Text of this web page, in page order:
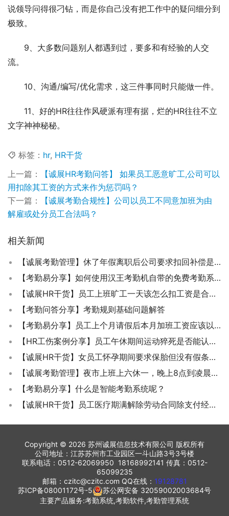
说领导问得很刁钻，而是你自己没有把工作中的疑问细分到
极致。
9、大多数问题别人都遇到过，要多和有经验的人交
流。
10、沟通/编写/优化需求，这三件事同时只能做一件。
11、好的HR往往作风硬派有理有据，烂的HR往往不立
文字神神秘秘。
标签： hr, HR干货
上一篇：
【诚展HR考勤问答】 如果员工恶意旷工,公司可以
用扣除其工资的方式来作为惩罚吗？
下一篇：
【诚展考勤合规性】公司以员工不同意加班为由
解雇或处分员工合法吗？
相关新闻
【诚展考勤管理】休了年假离职后公司要求扣回补偿是否合法？
【考勤易分享】如何使用汉王考勤机自带的免费考勤系统？
【诚展HR干货】员工上班旷工一天该怎么扣工资是合法的？
【考勤问答分享】考勤规则基础问题解答
【考勤易分享】员工上个月请假后本月加班工资应该以哪个值为基数计算？
【HR工伤案例分享】员工午休期间运动猝死是否能认定为工伤？
【诚展HR干货】女员工怀孕期间要求保胎但没有假条是否可以解除劳动合同？
【诚展考勤管理】夜市上班上六休一，晚上8点到凌晨2点 算标准工时制吗？
【考勤易分享】什么是智能考勤系统呢？
【诚展HR干货】员工医疗期满解除劳动合同除支付经济补偿金后还要支付医疗补助费吗？
Copyright © 2026 苏州诚展信息技术有限公司 版权所有
公司地址：江苏苏州市工业园区一斗山路3号3号楼
联系电话：0512-62069950 18168992141 传真：0512-
65099235
邮箱：czitc@czitc.com QQ在线： 19128781
苏ICP备08001172号-5
苏公网安备 32059002003684号
主要产品服务:考勤系统,考勤软件,考勤管理系统